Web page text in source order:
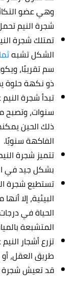
وهي عضو
شجرة النيم
تمتلك شجرة
الشكل تشبه
سم تقريبًا،
ذو نكهة حلوة
الفاكهة سنويًا.
تتميز شجرة
بشكل جيد في
تستطيع شجرة
البيئية، إلا
الحياة في
المتشبعة
تزرع أشجار
طريق العقل،
قد تعيش شجرة